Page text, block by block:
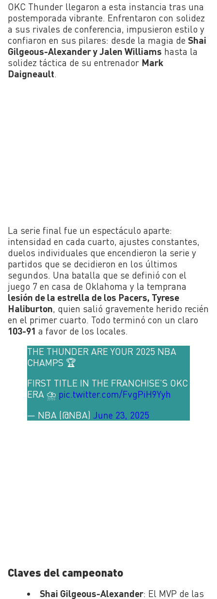
OKC Thunder llegaron a esta instancia tras una
postemporada vibrante. Enfrentaron con solidez
a sus rivales de conferencia, impusieron estilo y
confiaron en sus pilares: desde la magia de Shai
Gilgeous-Alexander y Jalen Williams hasta la
solidez táctica de su entrenador Mark
Daigneault.
La serie final fue un espectáculo aparte:
intensidad en cada cuarto, ajustes constantes,
duelos individuales que encendieron la serie y
partidos que se decidieron en los últimos
segundos. Una batalla que se definió con el
juego 7 en casa de Oklahoma y la temprana
lesión de la estrella de los Pacers, Tyrese
Haliburton, quien salió gravemente herido recién
en el primer cuarto. Todo terminó con un claro
103-91 a favor de los locales.
THE THUNDER ARE YOUR 2025 NBA
CHAMPS 🏆
FIRST TITLE IN THE FRANCHISE’S OKC
ERA ⛈️ pic.twitter.com/FvgPiH9Yyh
— NBA (@NBA) June 23, 2025
Claves del campeonato
Shai Gilgeous-Alexander: El MVP de las